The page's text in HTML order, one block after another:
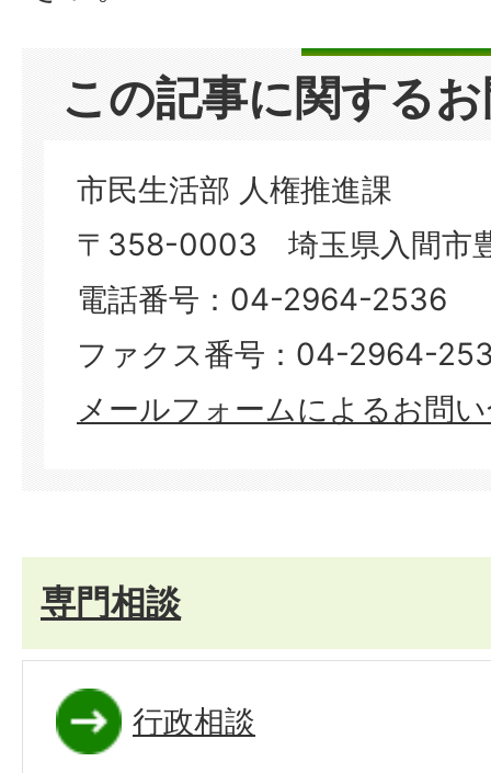
この記事に関する
市民生活部 人権推進課
〒358-0003 埼玉県入間市
電話番号：04-2964-2536
ファクス番号：04-2964-
メールフォームによるお問
専門相談
行政相談